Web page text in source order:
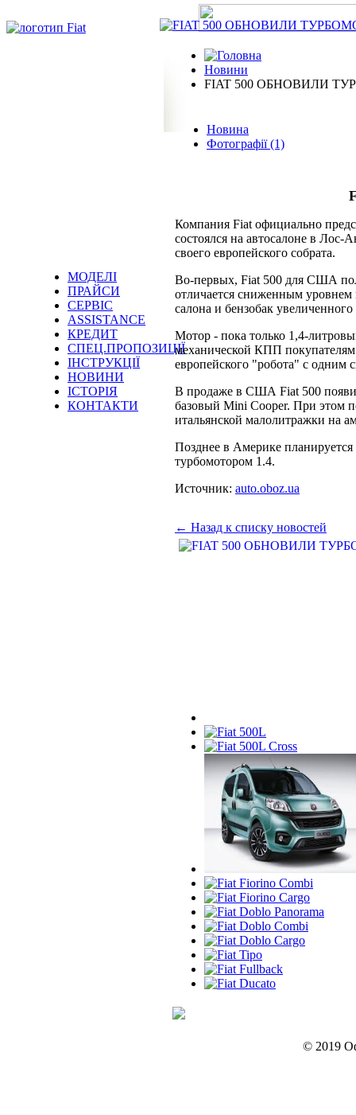
МОДЕЛІ
ПРАЙСИ
СЕРВІС
ASSISTANCE
КРЕДИТ
СПЕЦ.ПРОПОЗИЦІЇ
ІНСТРУКЦІЇ
НОВИНИ
ІСТОРІЯ
КОНТАКТИ
Новини
FIAT 500 ОБНОВИЛИ
Новина
Фотографії (1)
Компания Fiat официально
состоялся на автосалоне в
своего европейского собрата.
Во-первых, Fiat 500 для США
отличается сниженным
салона и бензобак
Мотор - пока только 1,4-
механической КПП
европейского "робота" с одним
В продаже в США Fiat 500
базовый Mini Cooper. При этом
итальянской малолитражки на
Позднее в Америке
турбомотором 1.4.
Источник: auto.oboz.ua
← Назад к списку новостей
© 2019